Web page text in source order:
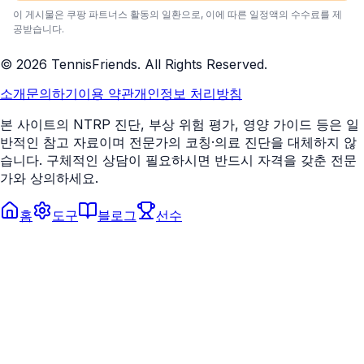
이 게시물은 쿠팡 파트너스 활동의 일환으로, 이에 따른 일정액의 수수료를 제
공받습니다.
© 2026 TennisFriends. All Rights Reserved.
소개문의하기이용 약관개인정보 처리방침
본 사이트의 NTRP 진단, 부상 위험 평가, 영양 가이드 등은 일
반적인 참고 자료이며 전문가의 코칭·의료 진단을 대체하지 않
습니다. 구체적인 상담이 필요하시면 반드시 자격을 갖춘 전문
가와 상의하세요.
홈 도구 블로그 선수